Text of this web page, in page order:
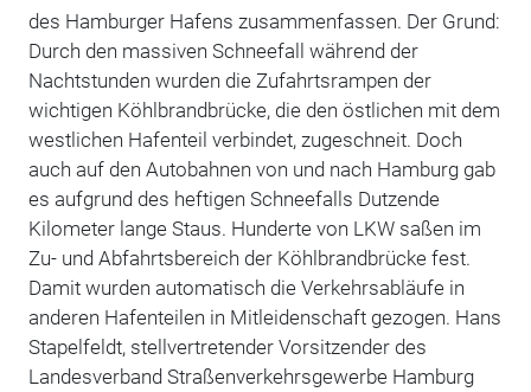
des Hamburger Hafens zusammenfassen. Der Grund:
Durch den massiven Schneefall während der
Nachtstunden wurden die Zufahrtsrampen der
wichtigen Köhlbrandbrücke, die den östlichen mit dem
westlichen Hafenteil verbindet, zugeschneit. Doch
auch auf den Autobahnen von und nach Hamburg gab
es aufgrund des heftigen Schneefalls Dutzende
Kilometer lange Staus. Hunderte von LKW saßen im
Zu- und Abfahrtsbereich der Köhlbrandbrücke fest.
Damit wurden automatisch die Verkehrsabläufe in
anderen Hafenteilen in Mitleidenschaft gezogen. Hans
Stapelfeldt, stellvertretender Vorsitzender des
Landesverband Straßenverkehrsgewerbe Hamburg